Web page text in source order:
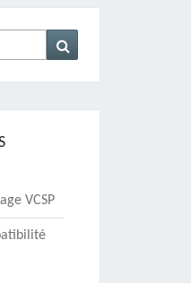
VCSP